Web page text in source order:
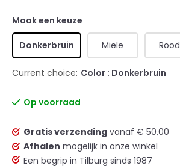
Maak een keuze
Donkerbruin Miele Rood
Current choice: Color : Donkerbruin
Op voorraad
Gratis verzending vanaf € 50,00
Afhalen mogelijk in onze winkel
Een begrip in Tilburg sinds 1987